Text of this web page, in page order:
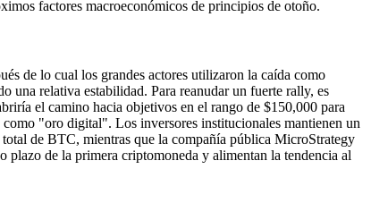
factores macroeconómicos de principios de otoño.
de lo cual los grandes actores utilizaron la caída como
una relativa estabilidad. Para reanudar un fuerte rally, es
el camino hacia objetivos en el rango de $150,000 para
"oro digital". Los inversores institucionales mantienen un
de BTC, mientras que la compañía pública MicroStrategy
plazo de la primera criptomoneda y alimentan la tendencia al